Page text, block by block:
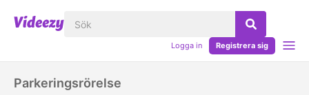
Logga in Registrera sig
Parkeringsrörelse